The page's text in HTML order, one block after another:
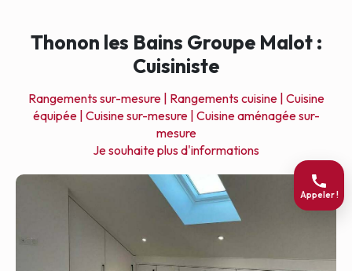
Thonon les Bains Groupe Malot :
Cuisiniste
Rangements sur-mesure | Rangements cuisine | Cuisine
équipée | Cuisine sur-mesure | Cuisine aménagée sur-
mesure
Je souhaite plus d'informations
Appeler !